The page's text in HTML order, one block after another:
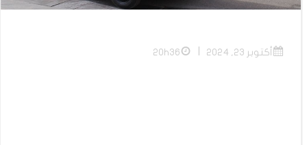
أكتوبر 23, 2024 20h36